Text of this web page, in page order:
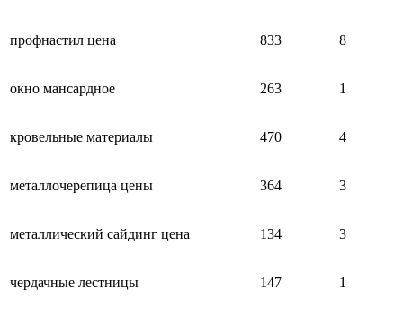
профнастил цена 833 8
окно мансардное 263 1
кровельные материалы 470 4
металлочерепица цены 364 3
металлический сайдинг цена 134 3
чердачные лестницы 147 1